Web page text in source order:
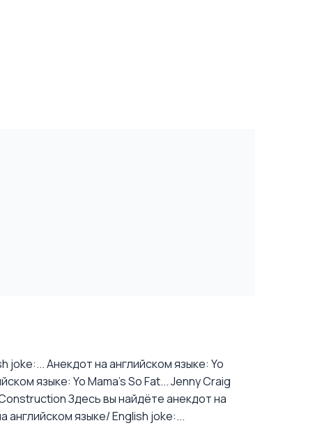
joke:...Анекдот на английском языке: Yo
языке: Yo Mama's So Fat... Jenny Craig
Здесь вы найдёте анекдот на
английском языке/ English joke:...